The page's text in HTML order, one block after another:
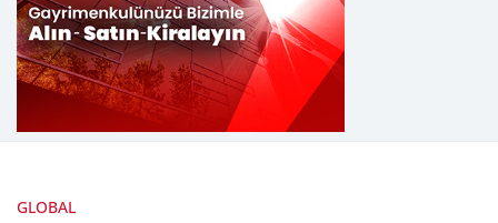
GLOBAL